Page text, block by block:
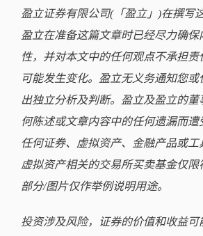
盈立证券有限公司(「盈立」)在撰写
盈立在准备这篇文章时已经尽力确
性，并对本文中的任何观点不承担
可能发生变化。盈立无义务通知您
出独立分析及判断。盈立及盈立的
何陈述或文章内容中的任何遗漏而
任何证券、虚拟资产、金融产品或
虚拟资产相关的交易所买卖基金仅
部分/图片仅作举例说明用途。
投资涉及风险，证券的价值和收益